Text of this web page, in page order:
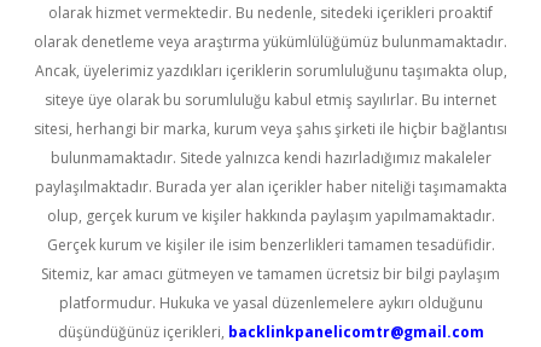
olarak hizmet vermektedir. Bu nedenle, sitedeki içerikleri proaktif
olarak denetleme veya araştırma yükümlülüğümüz bulunmamaktadır.
Ancak, üyelerimiz yazdıkları içeriklerin sorumluluğunu taşımakta olup,
siteye üye olarak bu sorumluluğu kabul etmiş sayılırlar. Bu internet
sitesi, herhangi bir marka, kurum veya şahıs şirketi ile hiçbir bağlantısı
bulunmamaktadır. Sitede yalnızca kendi hazırladığımız makaleler
paylaşılmaktadır. Burada yer alan içerikler haber niteliği taşımamakta
olup, gerçek kurum ve kişiler hakkında paylaşım yapılmamaktadır.
Gerçek kurum ve kişiler ile isim benzerlikleri tamamen tesadüfidir.
Sitemiz, kar amacı gütmeyen ve tamamen ücretsiz bir bilgi paylaşım
platformudur. Hukuka ve yasal düzenlemelere aykırı olduğunu
düşündüğünüz içerikleri, backlinkpanelicomtr@gmail.com